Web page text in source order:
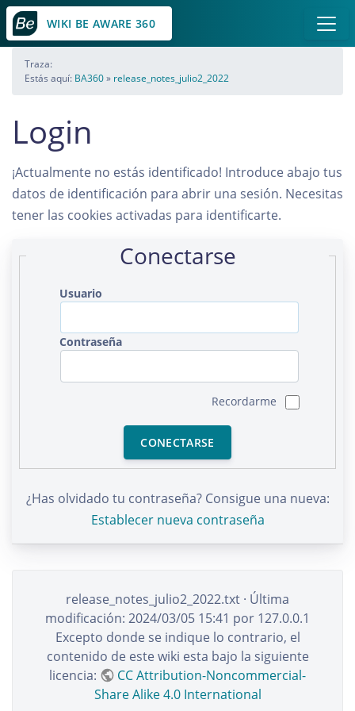
WIKI BE AWARE 360
Traza:
Estás aquí: BA360» release_notes_julio2_2022
Login
¡Actualmente no estás identificado! Introduce abajo tus
datos de identificación para abrir una sesión. Necesitas
tener las cookies activadas para identificarte.
Conectarse
Usuario
Contraseña
Recordarme
CONECTARSE
¿Has olvidado tu contraseña? Consigue una nueva:
Establecer nueva contraseña
release_notes_julio2_2022.txt · Última
modificación: 2024/03/05 15:41 por 127.0.0.1
Excepto donde se indique lo contrario, el
contenido de este wiki esta bajo la siguiente
licencia:
CC Attribution-Noncommercial-
Share Alike 4.0 International